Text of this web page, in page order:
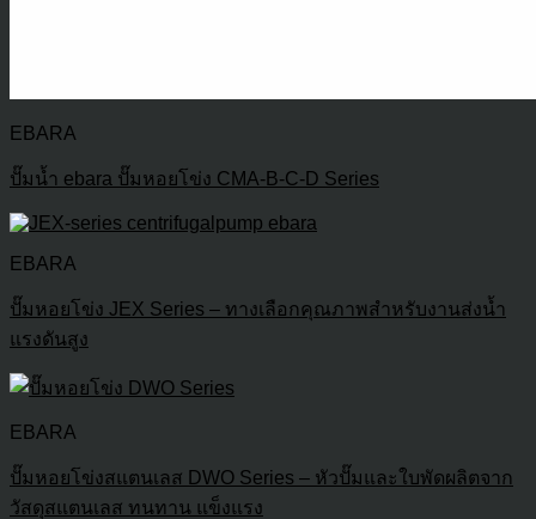
EBARA
ปั๊มน้ำ ebara ปั๊มหอยโข่ง CMA-B-C-D Series
EBARA
ปั๊มหอยโข่ง JEX Series – ทางเลือกคุณภาพสำหรับงานส่งน้ำ
แรงดันสูง
EBARA
ปั๊มหอยโข่งสแตนเลส DWO Series – หัวปั๊มและใบพัดผลิตจาก
วัสดุสแตนเลส ทนทาน แข็งแรง